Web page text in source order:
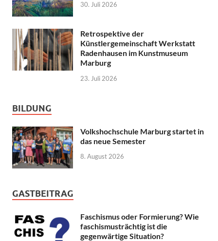
30. Juli 2026
Retrospektive der
Künstlergemeinschaft Werkstatt
Radenhausen im Kunstmuseum
Marburg
23. Juli 2026
BILDUNG
Volkshochschule Marburg startet in
das neue Semester
8. August 2026
GASTBEITRAG
Faschismus oder Formierung? Wie
faschismusträchtig ist die
gegenwärtige Situation?